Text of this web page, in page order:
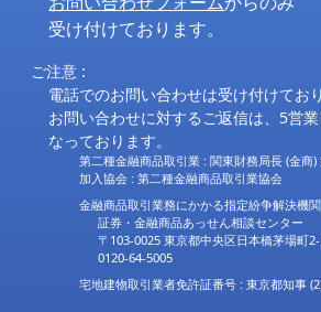
受け付けております。
ご注意 :
電話でのお問い合わせは受け付けてお
お問い合わせに対するご返信は、5営
なっております。
第二種金融商品取引業 : 関東財務局長 (金商)
加入協会 : 第二種金融商品取引業協会
金融商品取引業務にかかる指定紛争解決機
証券・金融商品あっせん相談センター
〒103-0025 東京都中央区日本橋茅場町
0120-64-5005
宅地建物取引業者免許証番号 : 東京都知事